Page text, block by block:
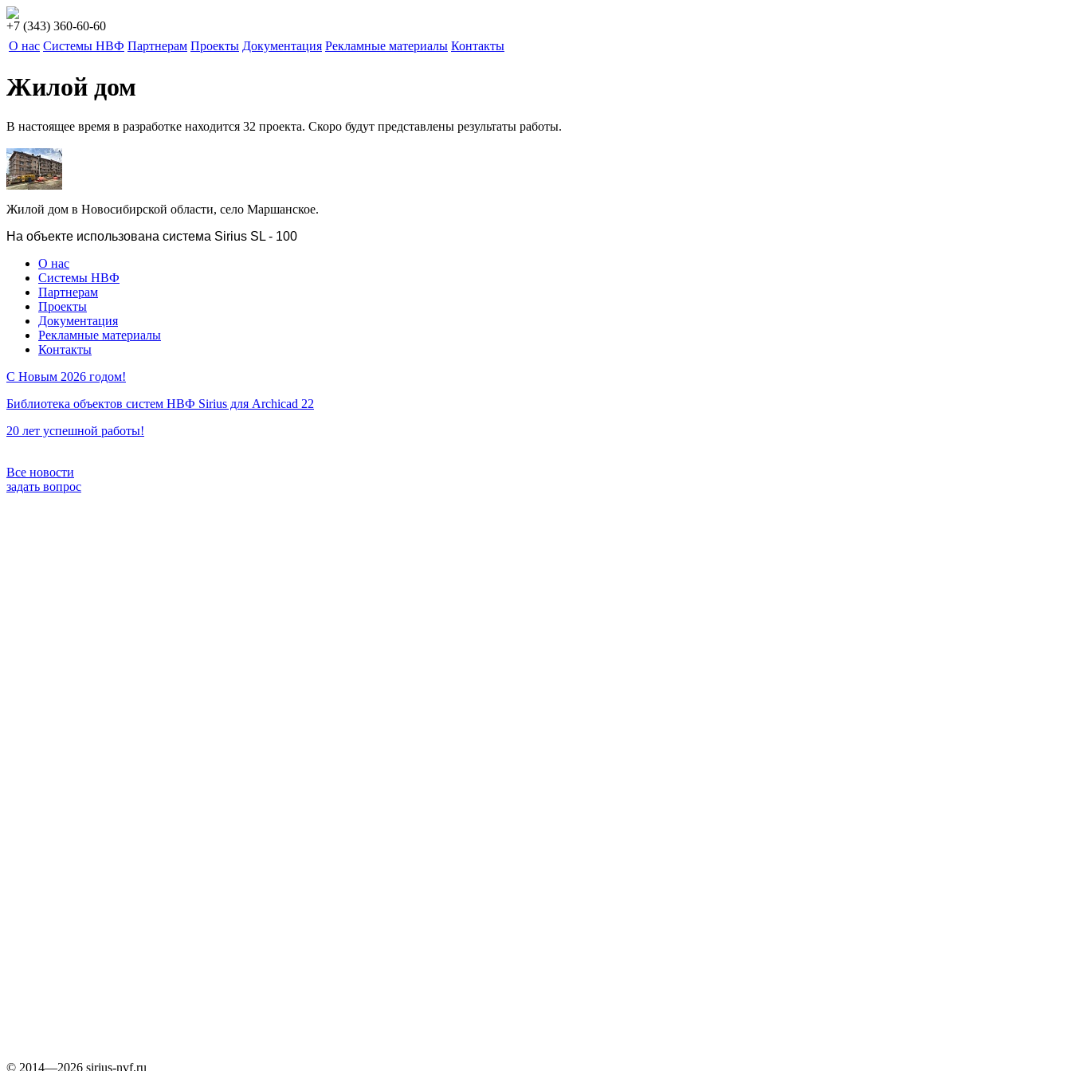
+7 (343) 360-60-60
О нас Системы НВФ Партнерам Проекты Документация Рекламные материалы Контакты
Жилой дом
В настоящее время в разработке находится 32 проекта. Скоро будут представлены результаты работы.
Жилой дом в Новосибирской области, село Маршанское.
На объекте использована система Sirius SL - 100
О нас
Системы НВФ
Партнерам
Проекты
Документация
Рекламные материалы
Контакты
С Новым 2026 годом!
Библиотека объектов систем НВФ Sirius для Archicad 22
20 лет успешной работы!
Все новости
задать вопрос
© 2014—2026 sirius-nvf.ru